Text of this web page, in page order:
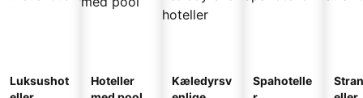
Luksushot
Hoteller
Kæledyrsv
Spahotelle